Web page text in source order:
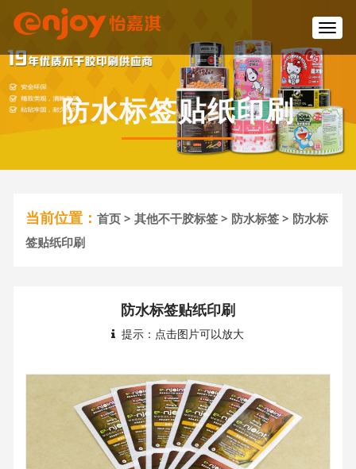
T
o
g
g
l
e
n
a
v
i
t
防水标签贴纸印刷
当前位置：首页>其他不干胶标签> 防水标签> 防水标
签贴纸印刷
防水标签贴纸印刷
提示：点击图片可以放大